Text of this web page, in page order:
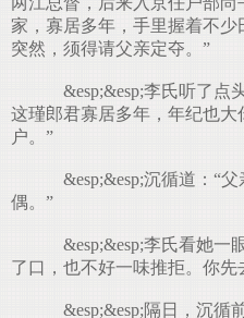
家，寡居多年，手里握着不
突然，须得请父亲定夺。”
&esp;&esp;李氏听了点
这瑾郎君寡居多年，年纪也
户。”
&esp;&esp;沉循道：“
偶。”
&esp;&esp;李氏看她一
了口，也不好一味推拒。你先
&esp;&esp;隔日，沉循